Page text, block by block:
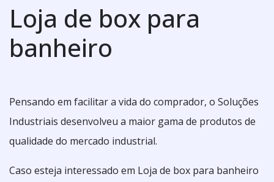
Loja de box para
banheiro
Pensando em facilitar a vida do comprador, o Soluções
Industriais desenvolveu a maior gama de produtos de
qualidade do mercado industrial.
Caso esteja interessado em Loja de box para banheiro